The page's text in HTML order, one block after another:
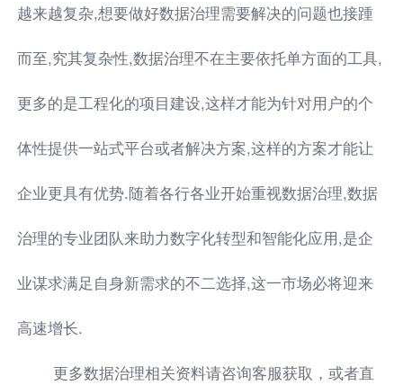
越来越复杂,想要做好数据治理需要解决的问题也接踵
而至,究其复杂性,数据治理不在主要依托单方面的工具,
更多的是工程化的项目建设,这样才能为针对用户的个
体性提供一站式平台或者解决方案,这样的方案才能让
企业更具有优势.随着各行各业开始重视数据治理,数据
治理的专业团队来助力数字化转型和智能化应用,是企
业谋求满足自身新需求的不二选择,这一市场必将迎来
高速增长.
更多数据治理相关资料请咨询客服获取，或者直